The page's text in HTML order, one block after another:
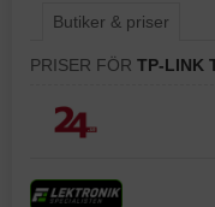
Butiker & priser
PRISER FÖR TP-LINK